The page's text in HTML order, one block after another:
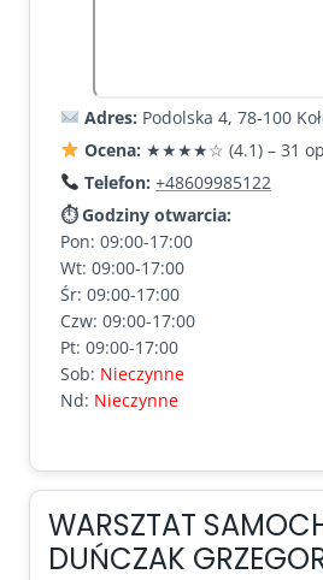
Adres: Podolska 4, 78-100
Ocena: ★★★★☆ (4.1) – 31
Telefon: +48609985122
⏱ Godziny otwarcia:
Pon: 09:00-17:00
Wt: 09:00-17:00
Śr: 09:00-17:00
Czw: 09:00-17:00
Pt: 09:00-17:00
Sob: Nieczynne
Nd: Nieczynne
WARSZTAT
DUŃCZAK